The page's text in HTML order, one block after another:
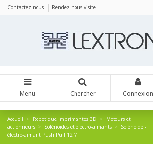
Contactez-nous Rendez-nous visite
Menu Chercher Connexion
Accueil Robotique Imprimantes 3D
Moteurs et
actionneurs
Solénoïdes et électro-aimants
Solénoïde -
électro-aimant Push Pull 12 V
Panneau de gestion des cookies